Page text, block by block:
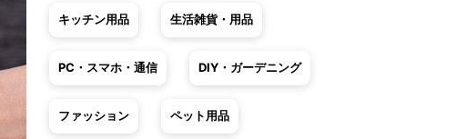
キッチン用品 生活雑貨・用品
PC・スマホ・通信 DIY・ガーデニング
ファッション ペット用品